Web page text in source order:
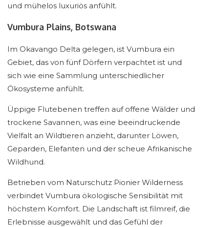
und mühelos luxuriös anfühlt.
Vumbura Plains, Botswana
Im Okavango Delta gelegen, ist Vumbura ein
Gebiet, das von fünf Dörfern verpachtet ist und
sich wie eine Sammlung unterschiedlicher
Ökosysteme anfühlt.
Üppige Flutebenen treffen auf offene Wälder und
trockene Savannen, was eine beeindruckende
Vielfalt an Wildtieren anzieht, darunter Löwen,
Geparden, Elefanten und der scheue Afrikanische
Wildhund.
Betrieben vom Naturschutz Pionier Wilderness
verbindet Vumbura ökologische Sensibilität mit
höchstem Komfort. Die Landschaft ist filmreif, die
Erlebnisse ausgewählt und das Gefühl der